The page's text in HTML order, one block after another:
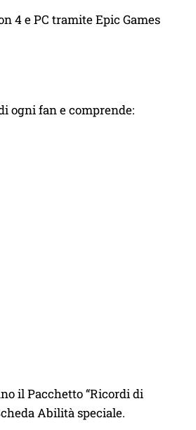
4 e PC tramite Epic Games
ogni fan e comprende:
il Pacchetto “Ricordi di
Abilità speciale.